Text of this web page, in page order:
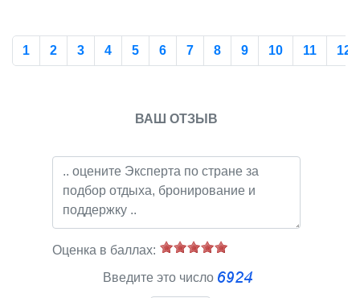
1 2 3 4 5 6 7 8 9 10 11 12
ВАШ ОТЗЫВ
Оценка в баллах:
Введите это число